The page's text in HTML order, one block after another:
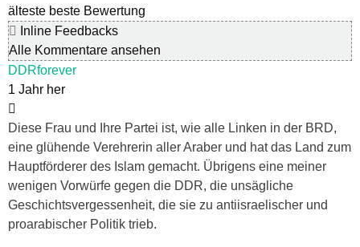
älteste beste Bewertung
Inline Feedbacks
Alle Kommentare ansehen
DDRforever
1 Jahr her
Diese Frau und Ihre Partei ist, wie alle Linken in der BRD,
eine glühende Verehrerin aller Araber und hat das Land zum
Hauptförderer des Islam gemacht. Übrigens eine meiner
wenigen Vorwürfe gegen die DDR, die unsägliche
Geschichtsvergessenheit, die sie zu antiisraelischer und
proarabischer Politik trieb.